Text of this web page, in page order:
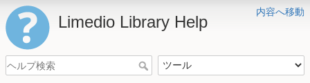
内容へ移動
Limedio Library Help